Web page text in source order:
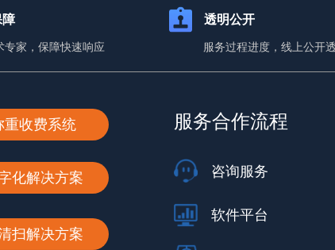
障
专家，保障快速响应 服务过程进度，线上公开
透明公开
重收费系统
化解决方案
扫解决方案
咨询服务
软件平台
服务合作流程